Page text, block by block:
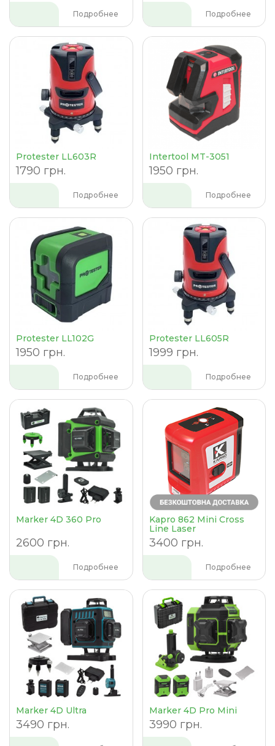
Подробнее Подробнее
Protester LL603R
1790 грн.
Подробнее
Intertool MT-3051
1950 грн.
Подробнее
Protester LL102G
1950 грн.
Подробнее
Protester LL605R
1999 грн.
Подробнее
Marker 4D 360 Pro
2600 грн.
Подробнее
Kapro 862 Mini Cross
Line Laser
3400 грн.
Подробнее
Marker 4D Ultra
3490 грн.
Marker 4D Pro Mini
3990 грн.